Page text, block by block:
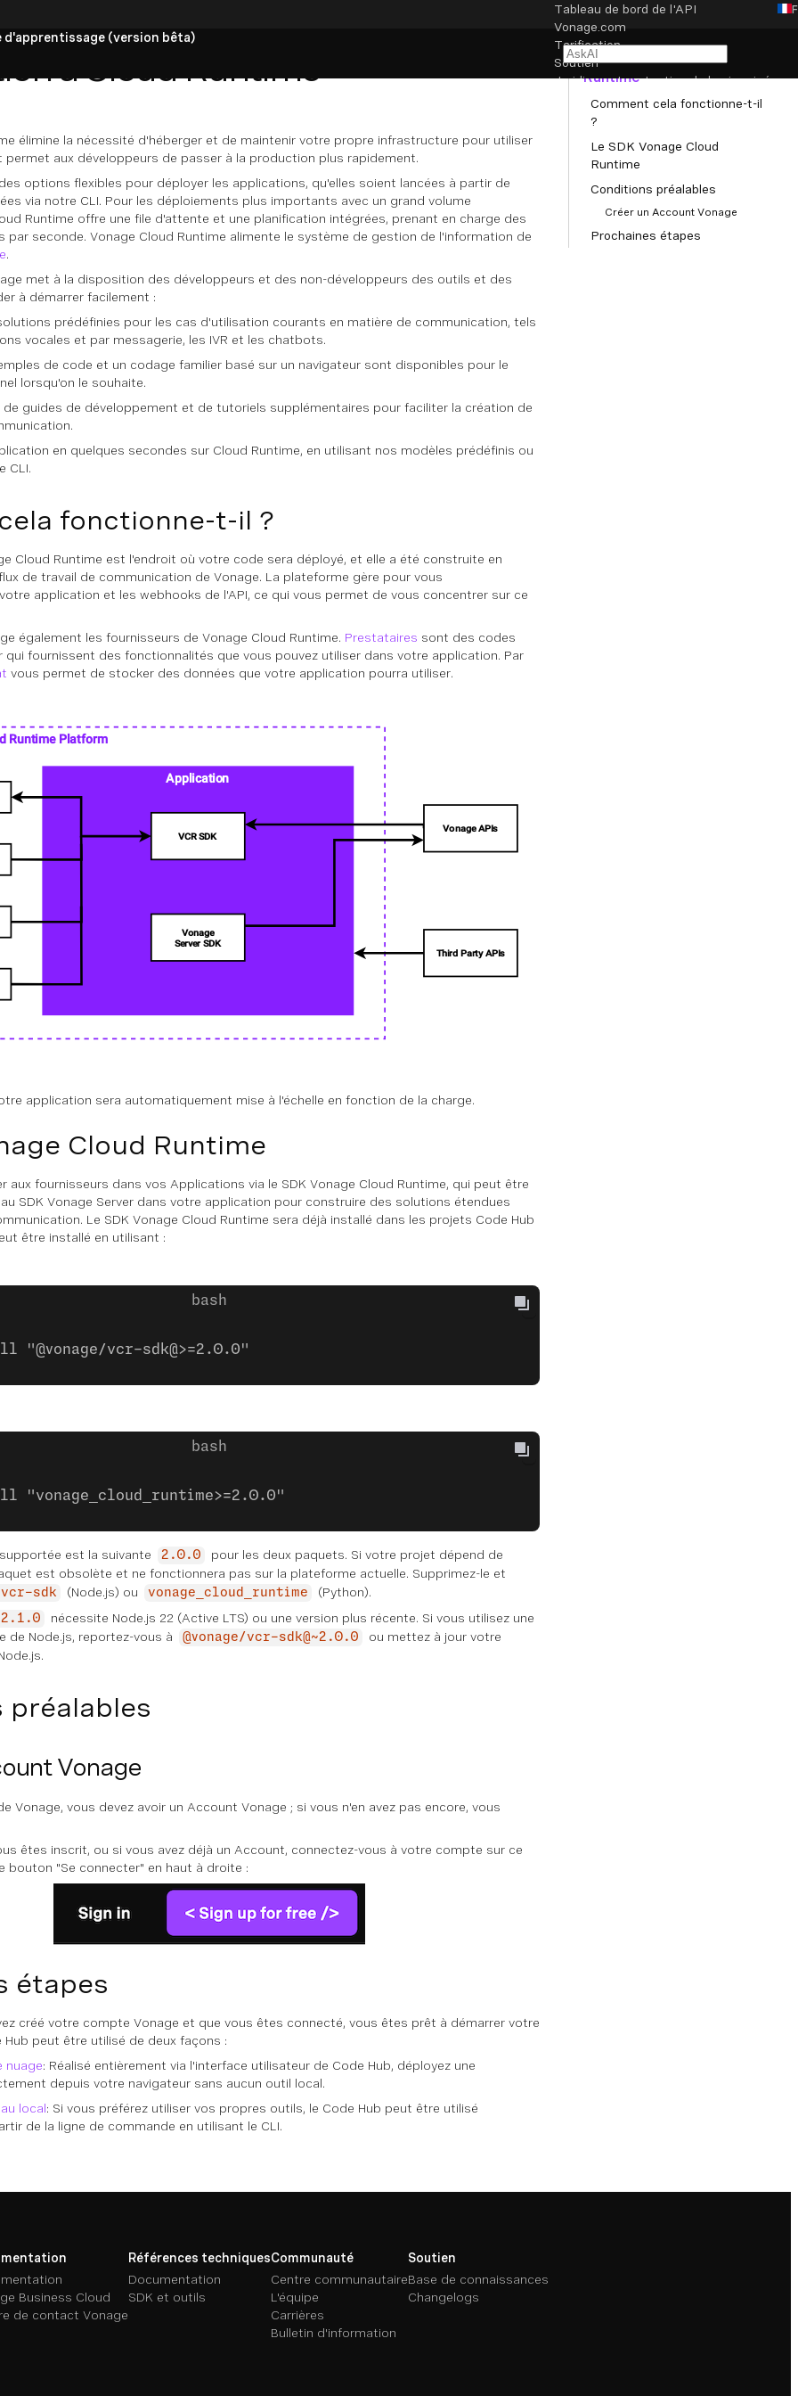
Tableau de bord de l'API
Vonage.com
Tarification
Soutien
Juridique et protection de la vie privée
Paramètres des cookies
d'apprentissage (version bêta)
à Cloud Runtime
élimine la nécessité d'héberger et de maintenir votre propre infrastructure pour utiliser
permet aux développeurs de passer à la production plus rapidement.
options flexibles pour déployer les applications, qu'elles soient lancées à partir de
via notre CLI. Pour les déploiements plus importants avec un grand volume
Runtime offre une file d'attente et une planification intégrées, prenant en charge des
par seconde. Vonage Cloud Runtime alimente le système de gestion de l'information de
.
met à la disposition des développeurs et des non-développeurs des outils et des
à démarrer facilement :
prédéfinies pour les cas d'utilisation courants en matière de communication, tels
vocales et par messagerie, les IVR et les chatbots.
de code et un codage familier basé sur un navigateur sont disponibles pour le
lorsqu'on le souhaite.
de guides de développement et de tutoriels supplémentaires pour faciliter la création de
en quelques secondes sur Cloud Runtime, en utilisant nos modèles prédéfinis ou
CLI.
fonctionne-t-il ?
Cloud Runtime est l'endroit où votre code sera déployé, et elle a été construite en
de travail de communication de Vonage. La plateforme gère pour vous
application et les webhooks de l'API, ce qui vous permet de vous concentrer sur ce
également les fournisseurs de Vonage Cloud Runtime. Prestataires sont des codes
qui fournissent des fonctionnalités que vous pouvez utiliser dans votre application. Par
vous permet de stocker des données que votre application pourra utiliser.
application sera automatiquement mise à l'échelle en fonction de la charge.
Cloud Runtime
aux fournisseurs dans vos Applications via le SDK Vonage Cloud Runtime, qui peut être
SDK Vonage Server dans votre application pour construire des solutions étendues
Le SDK Vonage Cloud Runtime sera déjà installé dans les projets Code Hub
être installé en utilisant :
"@vonage/vcr-sdk@>=2.0.0"
"vonage_cloud_runtime>=2.0.0"
est la suivante 2.0.0 pour les deux paquets. Si votre projet dépend de
est obsolète et ne fonctionnera pas sur la plateforme actuelle. Supprimez-le et
vcr-sdk (Node.js) ou vonage_cloud_runtime
(Python).
nécessite Node.js 22 (Active LTS) ou une version plus récente. Si vous utilisez une
de Node.js, reportez-vous à
@vonage/vcr-sdk@~2.0.0
ou mettez à jour votre
préalables
Vonage
Vonage, vous devez avoir un Account Vonage ; si vous n'en avez pas encore, vous
êtes inscrit, ou si vous avez déjà un Account, connectez-vous à votre compte sur ce
bouton "Se connecter" en haut à droite :
étapes
créé votre compte Vonage et que vous êtes connecté, vous êtes prêt à démarrer votre
Hub peut être utilisé de deux façons :
nuage: Réalisé entièrement via l'interface utilisateur de Code Hub, déployez une
depuis votre navigateur sans aucun outil local.
local: Si vous préférez utiliser vos propres outils, le Code Hub peut être utilisé
de la ligne de commande en utilisant le CLI.
NAVIGATION
Introduction à Cloud
Runtime
Comment cela fonctionne-t-il
?
Le SDK Vonage Cloud
Runtime
Conditions préalables
Créer un Account Vonage
Prochaines étapes
Business Cloud
de contact Vonage
Références techniques
Documentation
SDK et outils
Communauté
Centre communautaire
L'équipe
Carrières
Bulletin d'information
Soutien
Base de connaissances
Changelogs